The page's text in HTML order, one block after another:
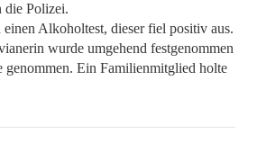
die Polizei.
Alkoholtest, dieser fiel positiv aus.
wurde umgehend festgenommen
genommen. Ein Familienmitglied holte